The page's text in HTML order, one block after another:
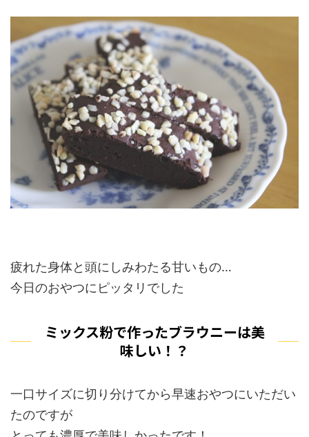
疲れた身体と頭にしみわたる甘いもの…
今日のおやつにピッタリでした
ミックス粉で作ったブラウニーは美
味しい！？
一口サイズに切り分けてから早速おやつにいただい
たのですが